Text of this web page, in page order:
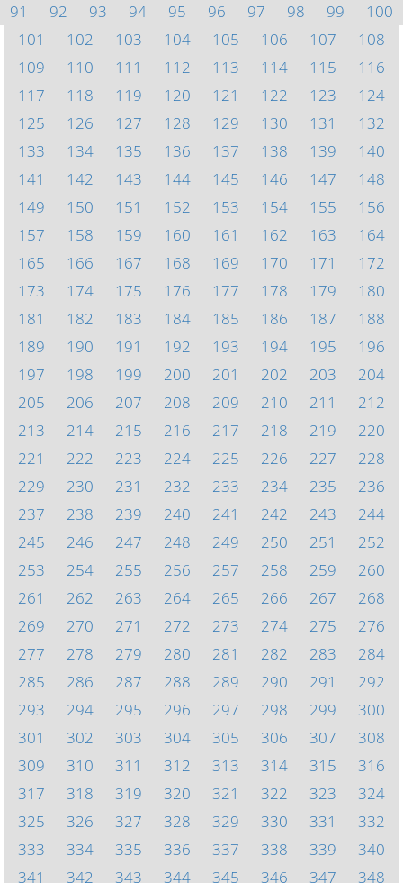
91
92 93 94 95 96 97 98 99
100
101
102 103 104 105 106 107
108
109
110 111 112 113 114 115
116
117
118 119 120 121 122 123
124
125
126 127 128 129 130 131
132
133
134 135 136 137 138 139
140
141
142 143 144 145 146 147
148
149
150 151 152 153 154 155
156
157
158 159 160 161 162 163
164
165
166 167 168 169 170 171
172
173
174 175 176 177 178 179
180
181
182 183 184 185 186 187
188
189
190 191 192 193 194 195
196
197
198 199 200 201 202 203
204
205
206 207 208 209 210 211
212
213
214 215 216 217 218 219
220
221
222 223 224 225 226 227
228
229
230 231 232 233 234 235
236
237
238 239 240 241 242 243
244
245
246 247 248 249 250 251
252
253
254 255 256 257 258 259
260
261
262 263 264 265 266 267
268
269
270 271 272 273 274 275
276
277
278 279 280 281 282 283
284
285
286 287 288 289 290 291
292
293
294 295 296 297 298 299
300
301
302 303 304 305 306 307
308
309
310 311 312 313 314 315
316
317
318 319 320 321 322 323
324
325
326 327 328 329 330 331
332
333
334 335 336 337 338 339
340
341
342 343 344 345 346 347 348